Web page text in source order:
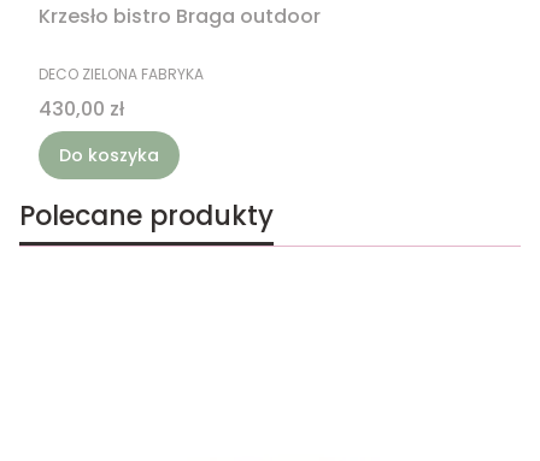
Krzesło bistro Braga outdoor
PRODUCENT
DECO ZIELONA FABRYKA
Cena
430,00 zł
Do koszyka
Polecane produkty